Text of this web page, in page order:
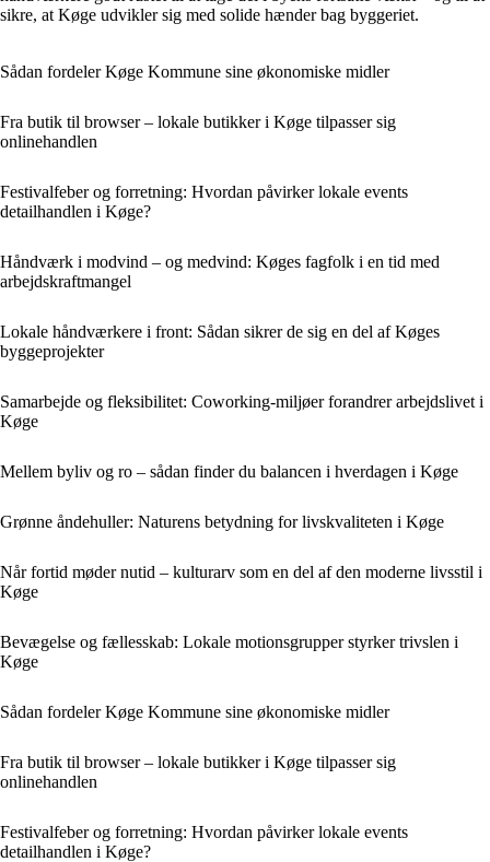
sikre, at Køge udvikler sig med solide hænder bag byggeriet.
Sådan fordeler Køge Kommune sine økonomiske midler
Fra butik til browser – lokale butikker i Køge tilpasser sig
onlinehandlen
Festivalfeber og forretning: Hvordan påvirker lokale events
detailhandlen i Køge?
Håndværk i modvind – og medvind: Køges fagfolk i en tid med
arbejdskraftmangel
Lokale håndværkere i front: Sådan sikrer de sig en del af Køges
byggeprojekter
Samarbejde og fleksibilitet: Coworking-miljøer forandrer arbejdslivet i
Køge
Mellem byliv og ro – sådan finder du balancen i hverdagen i Køge
Grønne åndehuller: Naturens betydning for livskvaliteten i Køge
Når fortid møder nutid – kulturarv som en del af den moderne livsstil i
Køge
Bevægelse og fællesskab: Lokale motionsgrupper styrker trivslen i
Køge
Sådan fordeler Køge Kommune sine økonomiske midler
Fra butik til browser – lokale butikker i Køge tilpasser sig
onlinehandlen
Festivalfeber og forretning: Hvordan påvirker lokale events
detailhandlen i Køge?